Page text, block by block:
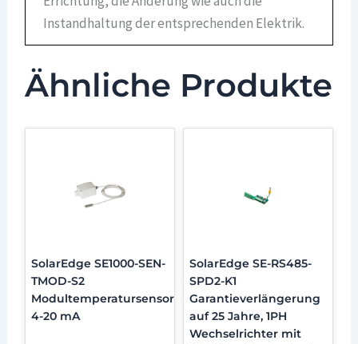
Instandhaltung der entsprechenden Elektrik.
Ähnliche Produkte
SolarEdge SE1000-SEN-
TMOD-S2
Modultemperatursensor
4-20 mA
SolarEdge SE-RS485-
SPD2-K1
Garantieverlängerung
auf 25 Jahre, 1PH
Wechselrichter mit